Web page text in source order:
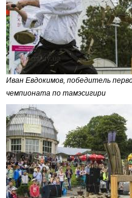
Иван Евдокимов, победитель
чемпионата по тамэсигири